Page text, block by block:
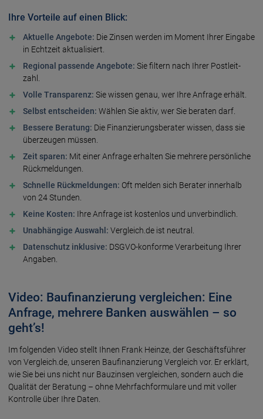
Ihre Vorteile auf einen Blick:
Aktuelle Angebote: Die Zinsen werden im Moment Ihrer Eingabe
in Echt­zeit aktualisiert.
Regional passende Angebote: Sie filtern nach Ihrer Postleit­
zahl.
Volle Transparenz: Sie wissen genau, wer Ihre Anfrage erhält.
Selbst entscheiden: Wählen Sie aktiv, wer Sie beraten darf.
Bessere Beratung: Die Finanzierungs­berater wissen, dass sie
überzeugen müssen.
Zeit sparen: Mit einer Anfrage erhalten Sie mehrere persönliche
Rück­meldungen.
Schnelle Rück­meldungen: Oft melden sich Berater innerhalb
von 24 Stunden.
Keine Kosten: Ihre Anfrage ist kostenlos und unverbindlich.
Unabhängige Auswahl: Vergleich.de ist neutral.
Daten­schutz inklusive: DSGVO-konforme Verarbeitung Ihrer
Angaben.
Video: Baufinanzierung vergleichen: Eine
Anfrage, mehrere Banken auswählen – so
geht’s!
Im folgen­den Video stellt Ihnen Frank Heinze, der Geschäfts­­­führer
von Vergleich.de, unseren Bau­finanzierung Vergleich vor. Er erklärt,
wie Sie bei uns nicht nur Bau­zinsen vergleichen, sondern auch die
Qualität der Beratung – ohne Mehrfach­­­formulare und mit voller
Kontrolle über Ihre Daten.